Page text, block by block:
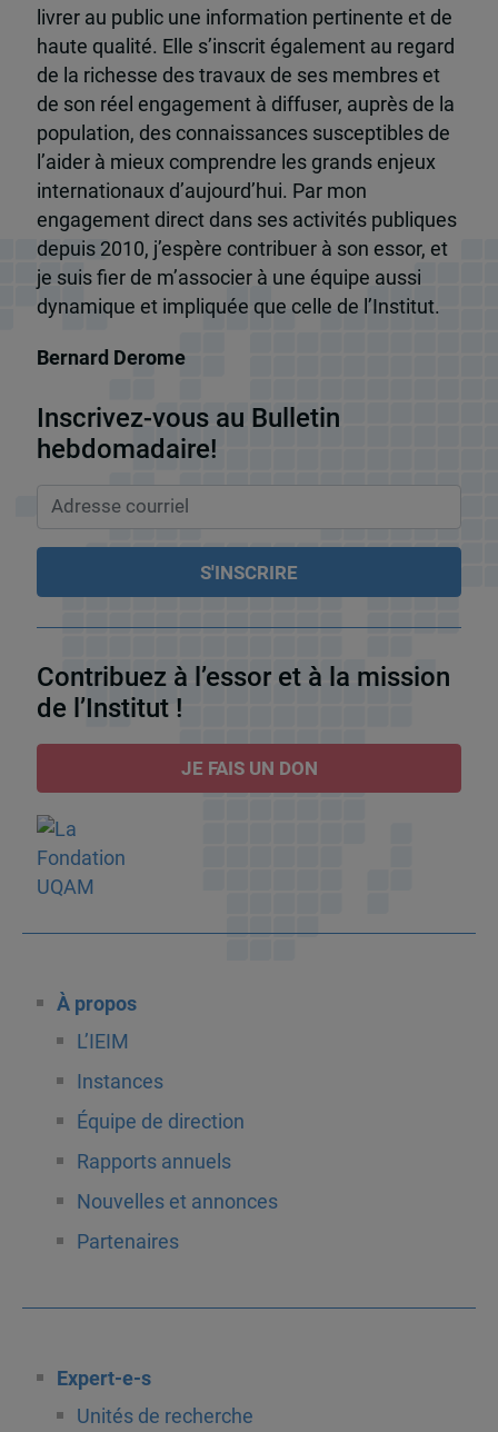
livrer au public une information pertinente et de
haute qualité. Elle s’inscrit également au regard
de la richesse des travaux de ses membres et
de son réel engagement à diffuser, auprès de la
population, des connaissances susceptibles de
l’aider à mieux comprendre les grands enjeux
internationaux d’aujourd’hui. Par mon
engagement direct dans ses activités publiques
depuis 2010, j’espère contribuer à son essor, et
je suis fier de m’associer à une équipe aussi
dynamique et impliquée que celle de l’Institut.
Bernard Derome
Inscrivez-vous au Bulletin
hebdomadaire!
Contribuez à l’essor et à la mission
de l’Institut !
JE FAIS UN DON
À propos
L’IEIM
Instances
Équipe de direction
Rapports annuels
Nouvelles et annonces
Partenaires
Expert-e-s
Unités de recherche